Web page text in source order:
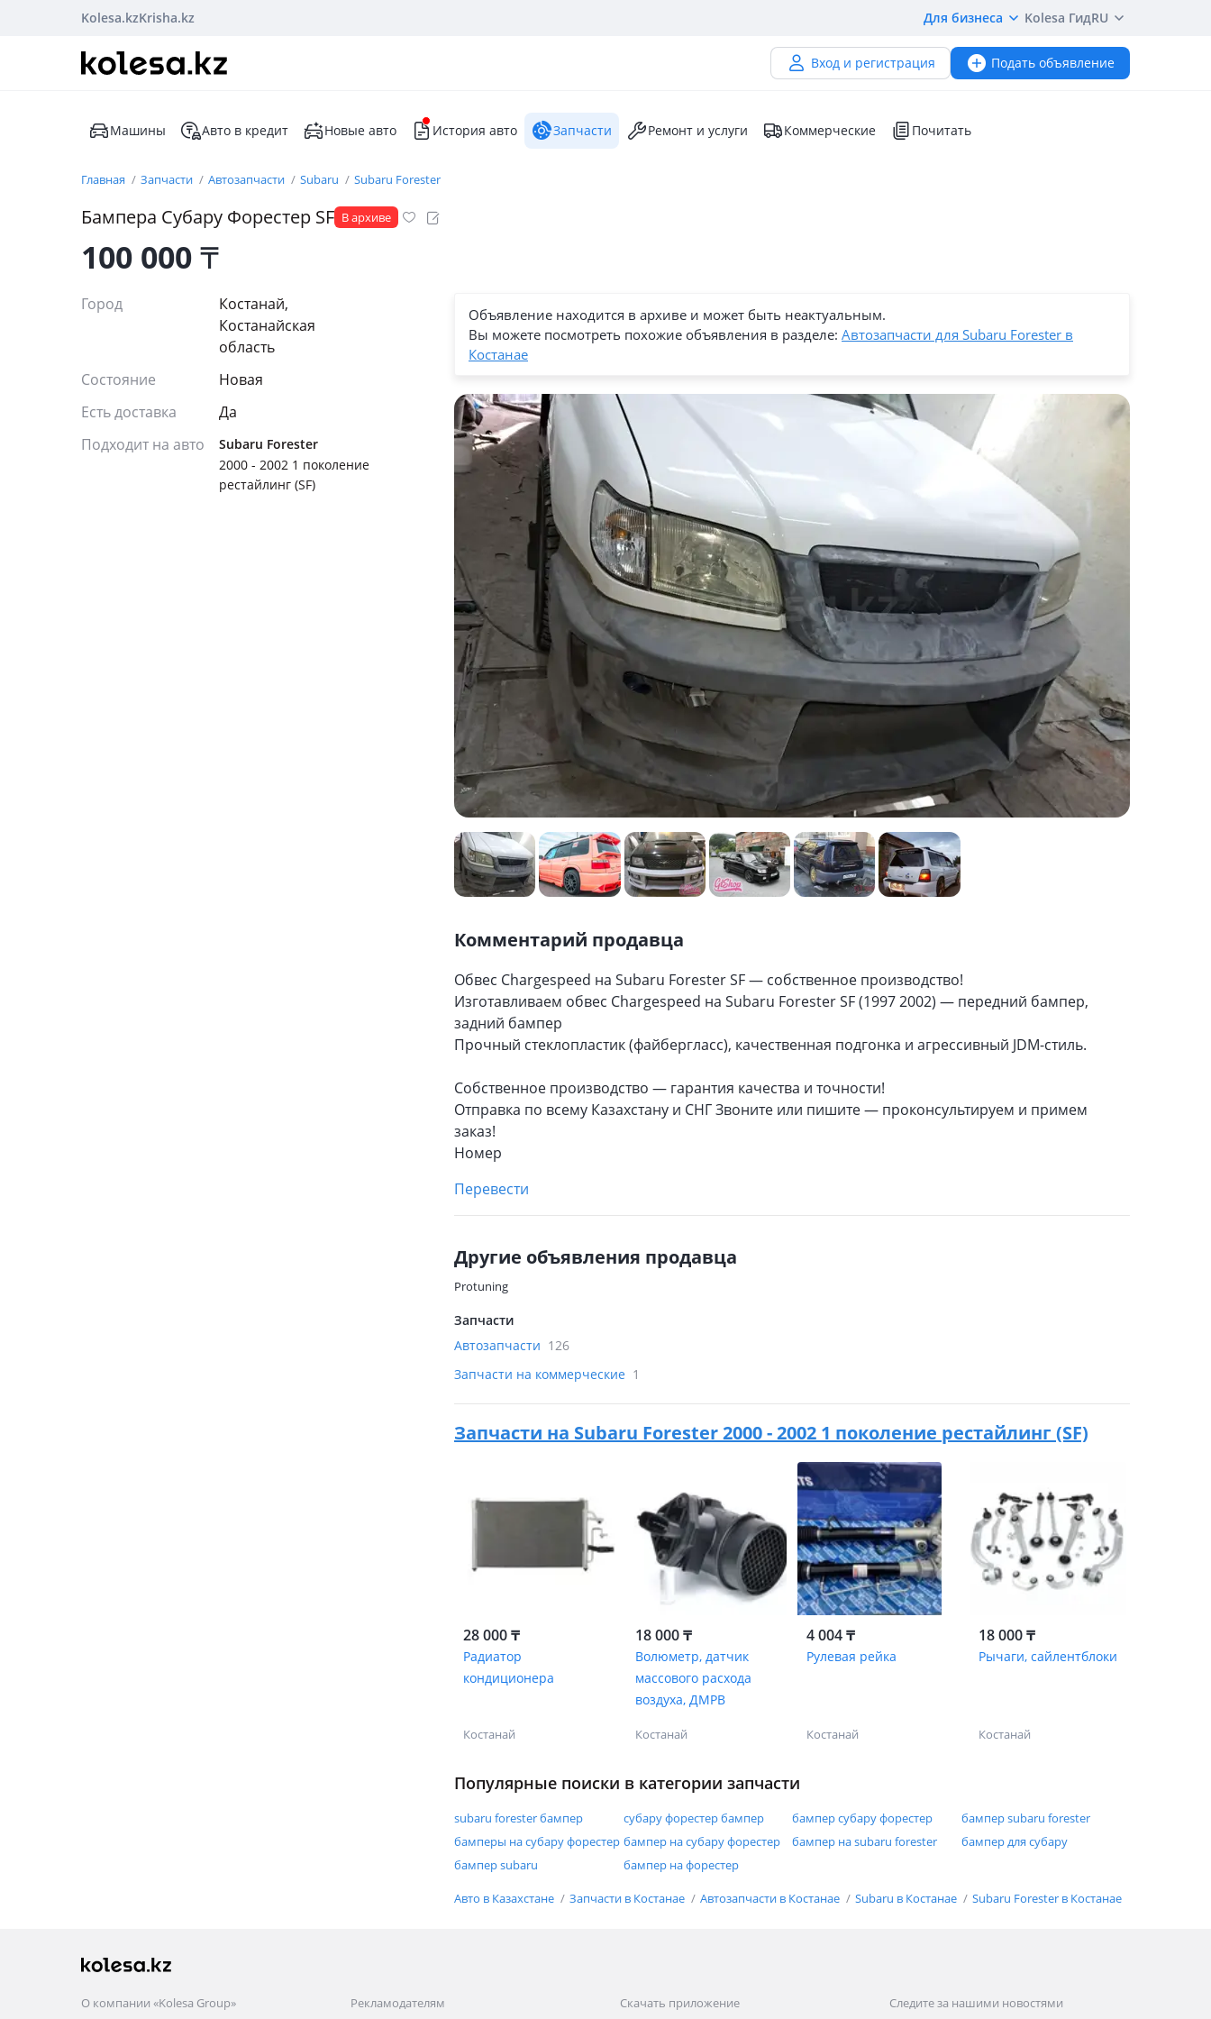
Kolesa.kzKrisha.kz Для бизнеса Kolesa ГидRU
Вход и регистрация Подать объявление
Машины Авто в кредит Новые авто История авто Запчасти Ремонт и услуги Коммерческие Почитать
Главная Запчасти Автозапчасти Subaru Subaru Forester
Бампера Субару Форестер SF В архиве
100 000₸
Город
Костанай,
Костанайская
область
Состояние
Новая
Есть доставка
Да
Подходит на авто
Subaru Forester
2000 - 2002 1 поколение
рестайлинг (SF)
Объявление находится в архиве и может быть неактуальным.
Вы можете посмотреть похожие объявления в разделе: Автозапчасти для Subaru Forester в
Костанае
Комментарий продавца
Обвес Chargespeed на Subaru Forester SF — собственное производство!
Изготавливаем обвес Chargespeed на Subaru Forester SF (1997 2002) — передний бампер,
задний бампер
Прочный стеклопластик (файбергласс), качественная подгонка и агрессивный JDM-стиль.
Собственное производство — гарантия качества и точности!
Отправка по всему Казахстану и СНГ Звоните или пишите — проконсультируем и примем
заказ!
Номер
Перевести
Другие объявления продавца
Protuning
Запчасти
Автозапчасти 126
Запчасти на коммерческие 1
Запчасти на Subaru Forester 2000 - 2002 1 поколение рестайлинг (SF)
28 000 ₸
Радиатор
кондиционера
Костанай
18 000 ₸
Волюметр, датчик
массового расхода
воздуха, ДМРВ
Костанай
4 004 ₸
Рулевая рейка
Костанай
18 000 ₸
Рычаги, сайлентблоки
Костанай
Популярные поиски в категории запчасти
subaru forester бампер субару форестер бампер бампер субару форестер
бампер subaru forester
бамперы на субару форестер бампер на субару форестер бампер на subaru forester
бампер для субару
бампер subaru
бампер на форестер
Авто в Казахстане Запчасти в Костанае Автозапчасти в Костанае Subaru в Костанае Subaru Forester в Костанае
О компании «Kolesa Group» Рекламодателям Скачать приложение Следите за нашими новостями